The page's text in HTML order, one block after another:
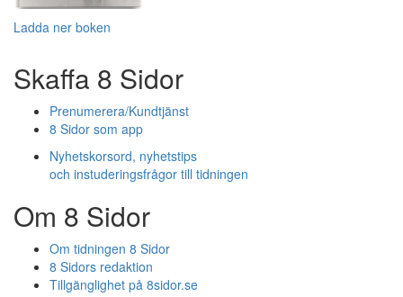
Ladda ner boken
Skaffa 8 Sidor
Prenumerera/Kundtjänst
8 Sidor som app
Nyhetskorsord, nyhetstips
och instuderingsfrågor till tidningen
Om 8 Sidor
Om tidningen 8 Sidor
8 Sidors redaktion
Tillgänglighet på 8sidor.se